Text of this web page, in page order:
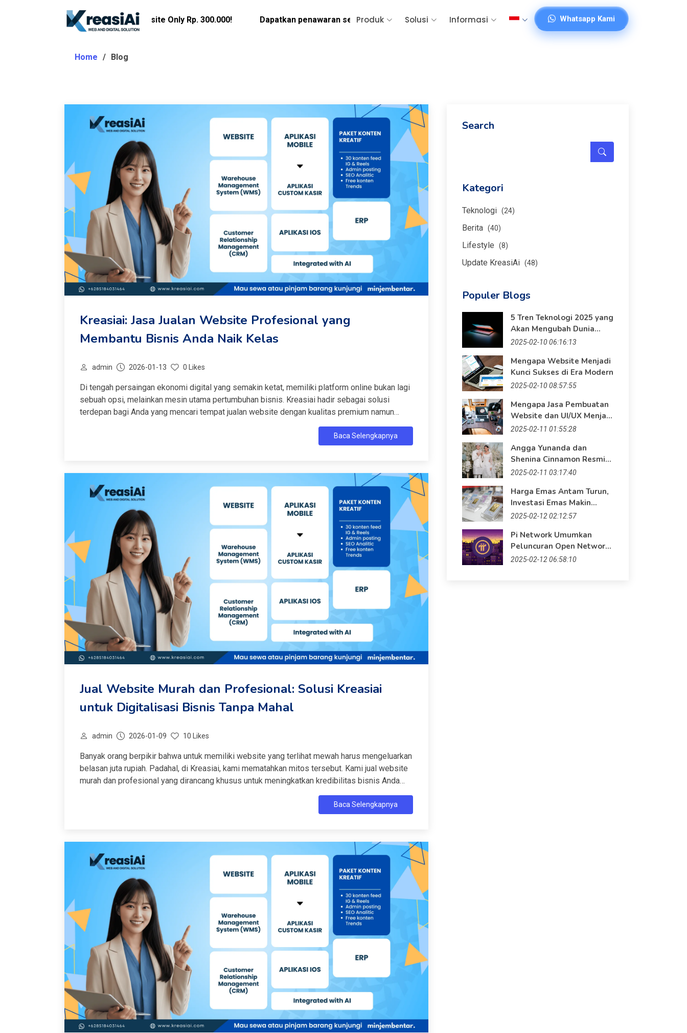
Promo Imlek Website Only Rp. 300.000! Dapatkan penawaran sekarang! Hubungi IT Consultant kami
Produk Solusi Informasi Whatsapp Kami
Home Blog
Kreasiai: Jasa Jualan Website Profesional yang
Membantu Bisnis Anda Naik Kelas
admin 2026-01-13 0 Likes
Di tengah persaingan ekonomi digital yang semakin ketat, memiliki platform online bukan lagi
sebuah opsi, melainkan mesin utama pertumbuhan bisnis. Kreasiai hadir sebagai solusi
terdepan bagi Anda yang mencari tempat jualan website dengan kualitas premium namun
Baca Selengkapnya
Jual Website Murah dan Profesional: Solusi Kreasiai
untuk Digitalisasi Bisnis Tanpa Mahal
admin 2026-01-09 10 Likes
Banyak orang berpikir bahwa untuk memiliki website yang terlihat mewah harus mengeluarkan
belasan juta rupiah. Padahal, di Kreasiai, kami mematahkan mitos tersebut. Kami jual website
murah dan profesional yang dirancang khusus untuk meningkatkan kredibilitas bisnis Anda
Baca Selengkapnya
Search
Kategori
Teknologi (24)
Berita (40)
Lifestyle (8)
Update KreasiAi (48)
Populer Blogs
5 Tren Teknologi 2025 yang
Akan Mengubah Dunia
Digital
2025-02-10 06:16:13
Mengapa Website Menjadi
Kunci Sukses di Era Modern
2025-02-10 08:57:55
Mengapa Jasa Pembuatan
Website dan UI/UX Menjadi
Kunci Sukses Bisnis?
2025-02-11 01:55:28
Angga Yunanda dan
Shenina Cinnamon Resmi
Menikah: Momen Bahagia
2025-02-11 03:17:40
Harga Emas Antam Turun,
Investasi Emas Makin
Menarik! Saatnya
dengan Website
Profesional
2025-02-12 02:12:57
Pi Network Umumkan
Peluncuran Open Network
pada 20 Februari 2025
2025-02-12 06:58:10